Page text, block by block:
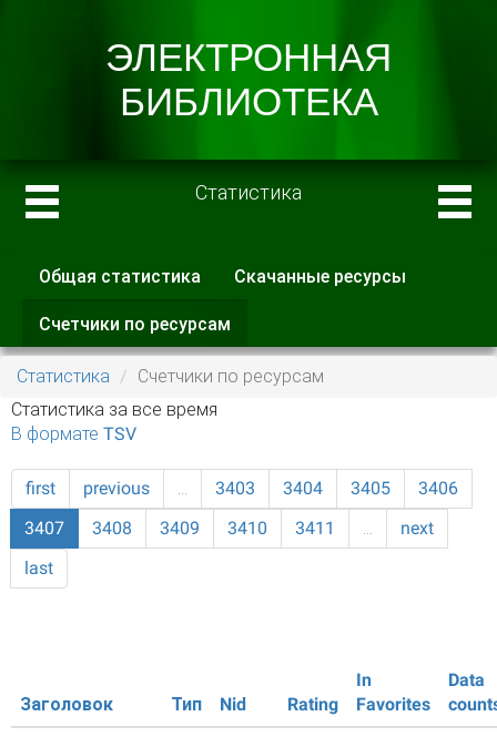
Статистика
Главные вкладки
Общая статистика Скачанные ресурсы
Счетчики по ресурсам
вкладка)
Статистика
Счетчики по ресурсам
Статистика за все время
В формате TSV
first previous … 3403 3404 3405
3406
3407
3408 3409 3410 3411 …
next
last
Заголовок Тип Nid Rating
In
Favorites
Data